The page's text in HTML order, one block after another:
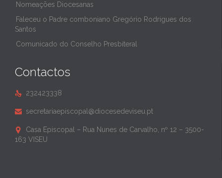
Nomeações Diocesanas
Faleceu o Padre comboniano Gregório Rodrigues dos
Santos
Comunicado do Conselho Presbiteral
Contactos
 232423338
 secretariaepiscopal@diocesedeviseu.pt

Casa Episcopal – Rua Nunes de Carvalho, nº 12 – 3500-
163 VISEU